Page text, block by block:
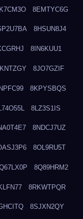
8EMTYC6G
8HSUN8J4
8IN6KUU1
8JO7GZIF
8KPYSBQS
8LZ3S1IS
8NDCJ7UZ
8OL9RU5T
8Q89HRM2
8RKWTPQR
8SJXN2QY